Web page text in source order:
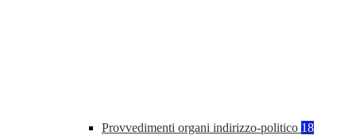
Provvedimenti organi indirizzo-politico 18